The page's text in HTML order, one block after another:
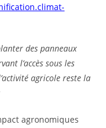
des panneaux
l’accès sous les
agricole reste la
agronomiques